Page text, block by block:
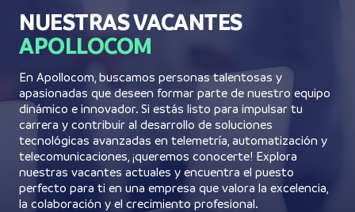
NUESTRAS VACANTES
APOLLOCOM
En Apollocom, buscamos personas talentosas y
apasionadas que deseen formar parte de nuestro equipo
dinámico e innovador. Si estás listo para impulsar tu
carrera y contribuir al desarrollo de soluciones
tecnológicas avanzadas en telemetría, automatización y
telecomunicaciones, ¡queremos conocerte! Explora
nuestras vacantes actuales y encuentra el puesto
perfecto para ti en una empresa que valora la excelencia,
la colaboración y el crecimiento profesional.